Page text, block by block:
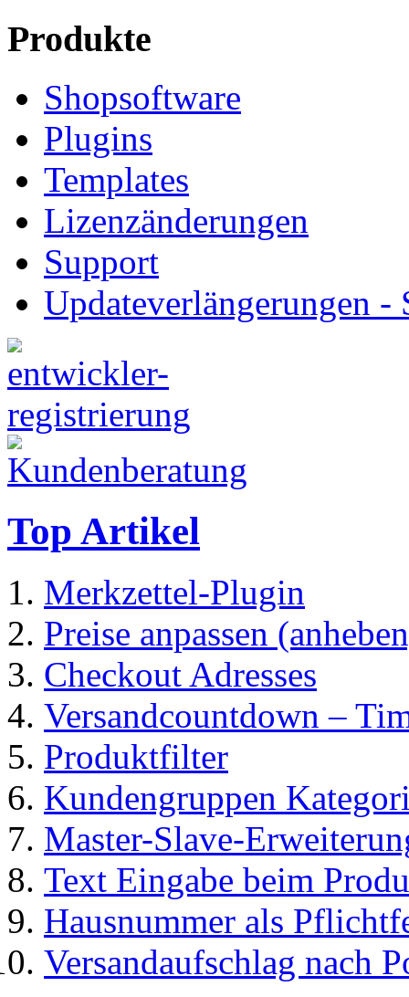
Produkte
Shopsoftware
Plugins
Templates
Lizenzänderungen
Support
Updateverlängerungen -
Top Artikel
Merkzettel-Plugin
Preise anpassen
Checkout Adresses
Versandcountdown –
Produktfilter
Kundengruppen
Master-Slave-
Text Eingabe beim
Hausnummer als
Versandaufschlag nach